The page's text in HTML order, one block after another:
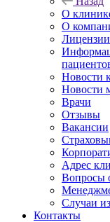
О
О
Лицензии
Новости
Новости
Врачи
Отзывы
Вакансии
Адрес
Вопросы
Случаи
Контакты